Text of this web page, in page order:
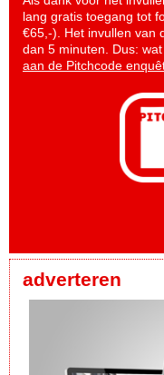
lang gratis toegang tot
€65,-). Het invullen van
dan 5 minuten. Dus:
aan de Pitchcode
adverteren